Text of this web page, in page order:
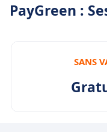
PayGreen :
SANS